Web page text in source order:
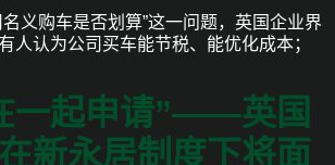
义购车是否划算”这一问题，英国企业界
人认为公司买车能节税、能优化成本；
一起申请”——英国
新永居制度下将面